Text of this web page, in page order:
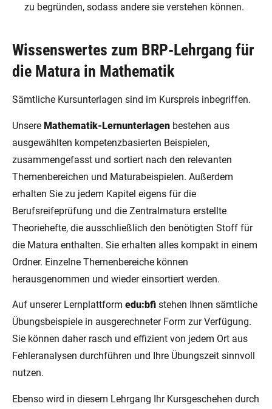
zu begründen, sodass andere sie verstehen können.
Wissenswertes zum BRP-Lehrgang für
die Matura in Mathematik
Sämtliche Kursunterlagen sind im Kurspreis inbegriffen.
Unsere Mathematik-Lernunterlagen bestehen aus
ausgewählten kompetenzbasierten Beispielen,
zusammengefasst und sortiert nach den relevanten
Themenbereichen und Maturabeispielen. Außerdem
erhalten Sie zu jedem Kapitel eigens für die
Berufsreifeprüfung und die Zentralmatura erstellte
Theoriehefte, die ausschließlich den benötigten Stoff für
die Matura enthalten. Sie erhalten alles kompakt in einem
Ordner. Einzelne Themenbereiche können
herausgenommen und wieder einsortiert werden.
Auf unserer Lernplattform edu:bfi stehen Ihnen sämtliche
Übungsbeispiele in ausgerechneter Form zur Verfügung.
Sie können daher rasch und effizient von jedem Ort aus
Fehleranalysen durchführen und Ihre Übungszeit sinnvoll
nutzen.
Ebenso wird in diesem Lehrgang Ihr Kursgeschehen durch